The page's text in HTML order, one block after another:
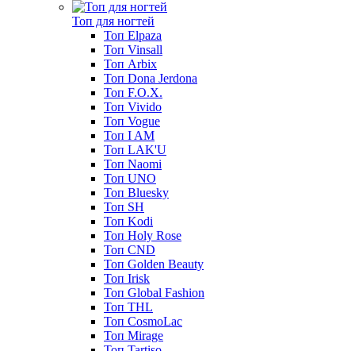
Топ для ногтей
Топ Elpaza
Топ Vinsall
Топ Arbix
Топ Dona Jerdona
Топ F.O.X.
Топ Vivido
Топ Vogue
Топ I AM
Топ LAK'U
Топ Naomi
Топ UNO
Топ Bluesky
Топ SH
Топ Kodi
Топ Holy Rose
Топ CND
Топ Golden Beauty
Топ Irisk
Топ Global Fashion
Топ THL
Топ CosmoLac
Топ Mirage